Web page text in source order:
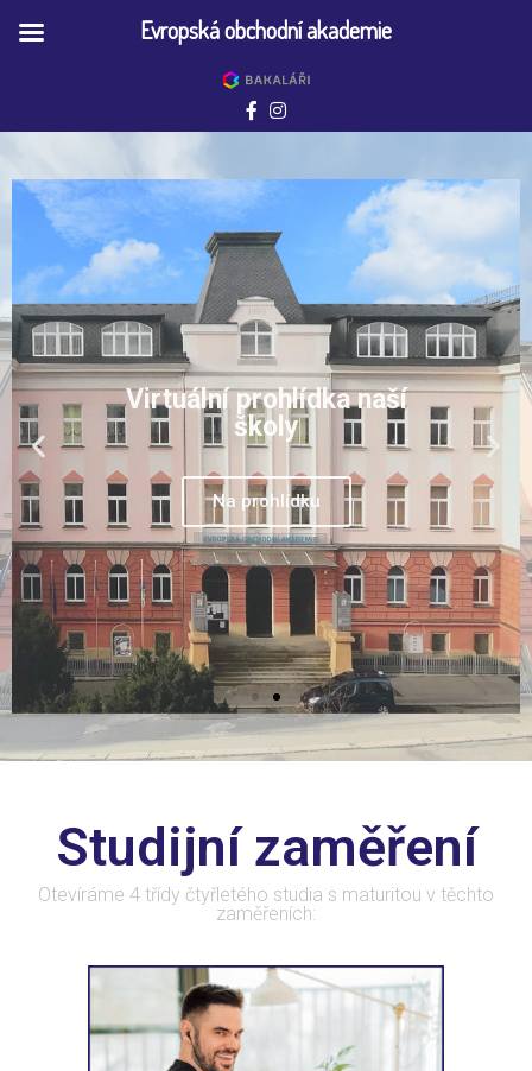
Virtuální prohlídka naší
školy
Na prohlídku
Studijní zaměření
Otevíráme 4 třídy čtyřletého studia s maturitou v těchto
zaměřeních:
Evropská obchodní akademie